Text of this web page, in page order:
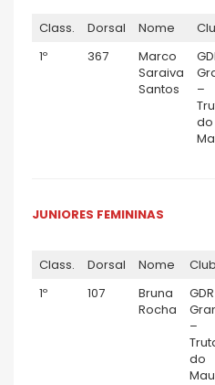
Class. Dorsal Nome
1º
367
Marco
Saraiva
Santos
–
do
JUNIORES FEMININAS
Class. Dorsal Nome
1º
107
Bruna
Rocha
GDR
–
do
Mau